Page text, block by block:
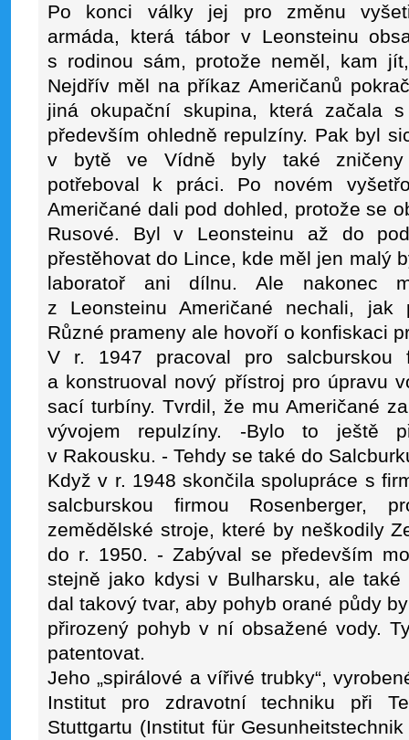
Po konci války jej pro změnu
armáda, která tábor v Leonsteinu
s rodinou sám, protože neměl, kam
Nejdřív měl na příkaz Američanů
jiná okupační skupina, která začala
především ohledně repulzíny. Pak byl
v bytě ve Vídně byly také zničeny
potřeboval k práci. Po novém
Američané dali pod dohled, protože se
Rusové. Byl v Leonsteinu až do
přestěhovat do Lince, kde měl jen malý
laboratoř ani dílnu. Ale nakonec
z Leonsteinu Američané nechali, jak
Různé prameny ale hovoří o konfiskaci
V r. 1947 pracoval pro salcburskou
a konstruoval nový přístroj pro úpravu
sací turbíny. Tvrdil, že mu Američané
vývojem repulzíny. -Bylo to ještě
v Rakousku. - Tehdy se také do
Když v r. 1948 skončila spolupráce s
salcburskou firmou Rosenberger,
zemědělské stroje, které by neškodily
do r. 1950. - Zabýval se především
stejně jako kdysi v Bulharsku, ale
dal takový tvar, aby pohyb orané půdy
přirozený pohyb v ní obsažené vody.
patentovat.
Jeho „spirálové a vířivé trubky“,
Institut pro zdravotní techniku při
Stuttgartu (Institut für